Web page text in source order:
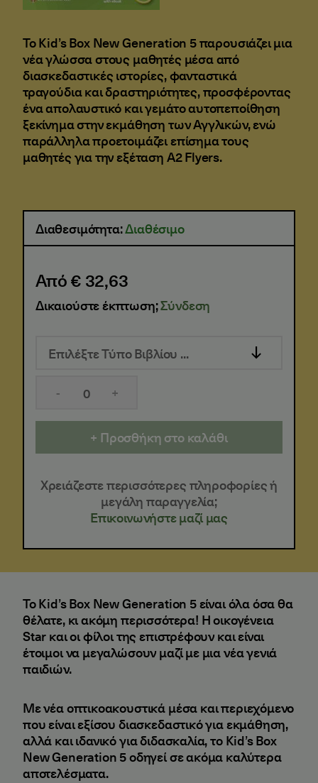
Το Kid’s Box New Generation 5 παρουσιάζει μια
νέα γλώσσα στους μαθητές μέσα από
διασκεδαστικές ιστορίες, φανταστικά
τραγούδια και δραστηριότητες, προσφέροντας
ένα απολαυστικό και γεμάτο αυτοπεποίθηση
ξεκίνημα στην εκμάθηση των Αγγλικών, ενώ
παράλληλα προετοιμάζει επίσημα τους
μαθητές για την εξέταση A2 Flyers.
Διαθεσιμότητα:Διαθέσιμο
Από € 32,63
Δικαιούστε έκπτωση;Σύνδεση
Επιλέξτε Τύπο Βιβλίου ...
+
-
Προσθήκη στο καλάθι
Χρειάζεστε περισσότερες πληροφορίες ή
μεγάλη παραγγελία;
Επικοινωνήστε μαζί μας
Το Kid’s Box New Generation 5 είναι όλα όσα θα
θέλατε, κι ακόμη περισσότερα! Η οικογένεια
Star και οι φίλοι της επιστρέφουν και είναι
έτοιμοι να μεγαλώσουν μαζί με μια νέα γενιά
παιδιών.
Με νέα οπτικοακουστικά μέσα και περιεχόμενο
που είναι εξίσου διασκεδαστικό για εκμάθηση,
αλλά και ιδανικό για διδασκαλία, το Kid’s Box
New Generation 5 οδηγεί σε ακόμα καλύτερα
αποτελέσματα.